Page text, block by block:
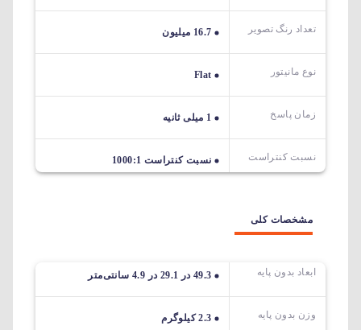
تعداد رنگ تصویر 16.7 میلیون
نوع مانیتور Flat
زمان پاسخ 1 میلی ثانیه
نسبت کنتراست نسبت کنتراست 1000:1
مشخصات کلی
ابعاد بدون پایه 49.3 در 29.1 در 4.9 سانتی‌متر
وزن بدون پایه 2.3 کیلوگرم